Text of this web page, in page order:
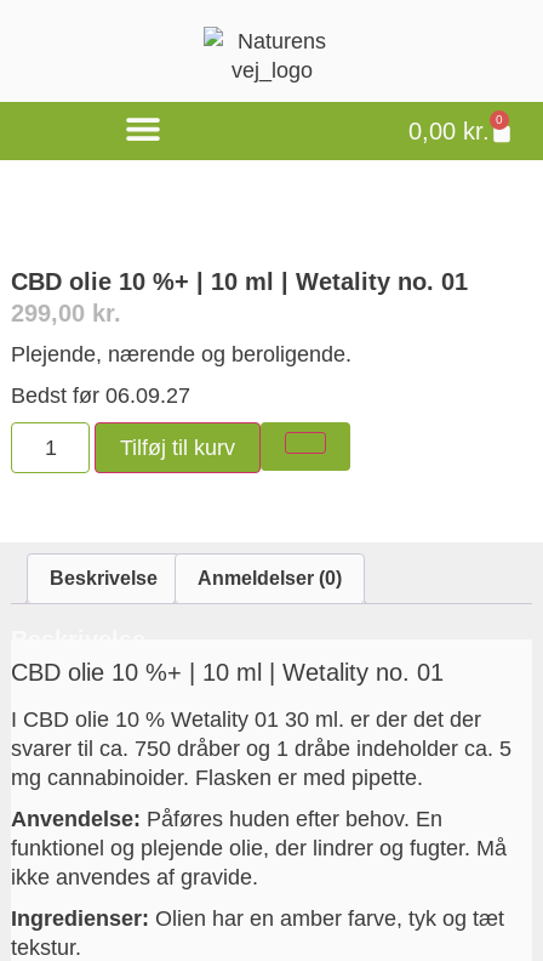
0,00 kr. 0
CBD olie 10 %+ | 10 ml | Wetality no. 01
299,00 kr.
Plejende, nærende og beroligende.
Bedst før 06.09.27
Tilføj til kurv
Beskrivelse Anmeldelser (0)
CBD olie 10 %+ | 10 ml | Wetality no. 01
I CBD olie 10 % Wetality 01 30 ml. er der det der
svarer til ca. 750 dråber og 1 dråbe indeholder ca. 5
mg cannabinoider. Flasken er med pipette.
Anvendelse: Påføres huden efter behov. En
funktionel og plejende olie, der lindrer og fugter. Må
ikke anvendes af gravide.
Ingredienser: Olien har en amber farve, tyk og tæt
tekstur.